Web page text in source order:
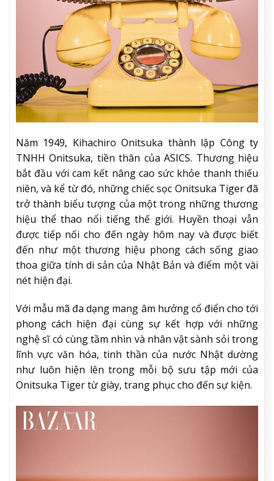
Năm 1949, Kihachiro Onitsuka thành lập Công ty
TNHH Onitsuka, tiền thân của ASICS. Thương hiệu
bắt đầu với cam kết nâng cao sức khỏe thanh thiếu
niên, và kể từ đó, những chiếc sọc Onitsuka Tiger đã
trở thành biểu tượng của một trong những thương
hiệu thể thao nổi tiếng thế giới. Huyền thoại vẫn
được tiếp nối cho đến ngày hôm nay và được biết
đến như một thương hiệu phong cách sống giao
thoa giữa tính di sản của Nhật Bản và điểm một vài
nét hiện đại.
Với mẫu mã đa dạng mang âm hưởng cổ điển cho tới
phong cách hiện đại cùng sự kết hợp với những
nghệ sĩ có cùng tầm nhìn và nhân vật sành sỏi trong
lĩnh vực văn hóa, tinh thần của nước Nhật dường
như luôn hiện lên trong mỗi bộ sưu tập mới của
Onitsuka Tiger từ giày, trang phục cho đến sự kiện.